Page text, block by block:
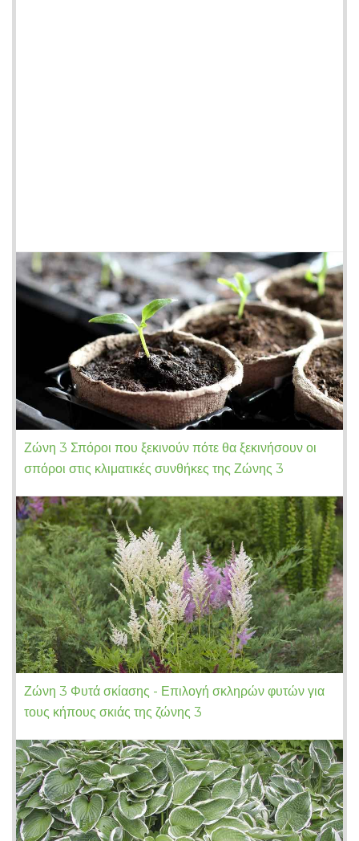
Ζώνη 3 Σπόροι που ξεκινούν πότε θα ξεκινήσουν οι
σπόροι στις κλιματικές συνθήκες της Ζώνης 3
Ζώνη 3 Φυτά σκίασης - Επιλογή σκληρών φυτών για
τους κήπους σκιάς της ζώνης 3